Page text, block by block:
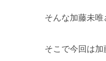
そんな加藤未
そこで今回は